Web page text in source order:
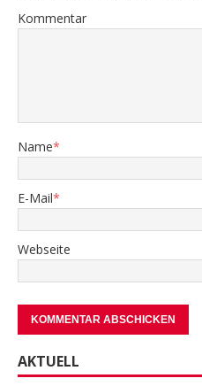
Kommentar
Name*
E-Mail*
Webseite
AKTUELL